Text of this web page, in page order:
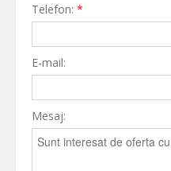
Telefon: *
E-mail:
Mesaj: